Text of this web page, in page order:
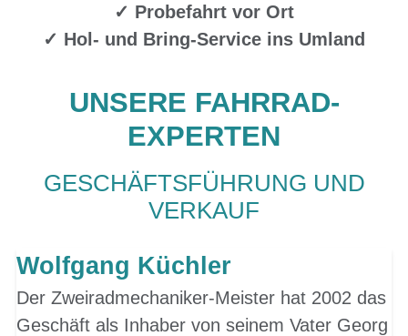
✓ Probefahrt vor Ort
✓ Hol- und Bring-Service ins Umland
UNSERE FAHRRAD-
EXPERTEN
GESCHÄFTSFÜHRUNG UND
VERKAUF
Wolfgang Küchler
Der Zweiradmechaniker-Meister hat 2002 das
Geschäft als Inhaber von seinem Vater Georg